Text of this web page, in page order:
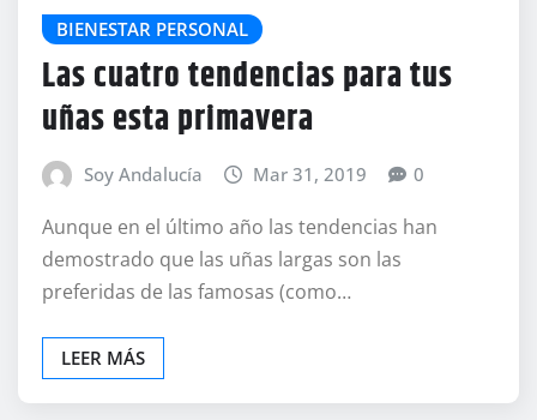
BIENESTAR PERSONAL
Las cuatro tendencias para tus
uñas esta primavera
Soy Andalucía Mar 31, 2019 0
Aunque en el último año las tendencias han
demostrado que las uñas largas son las
preferidas de las famosas (como…
LEER MÁS